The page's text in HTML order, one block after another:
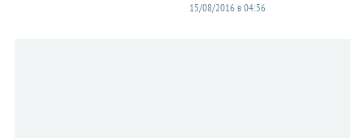
15/08/2016 в 04:56